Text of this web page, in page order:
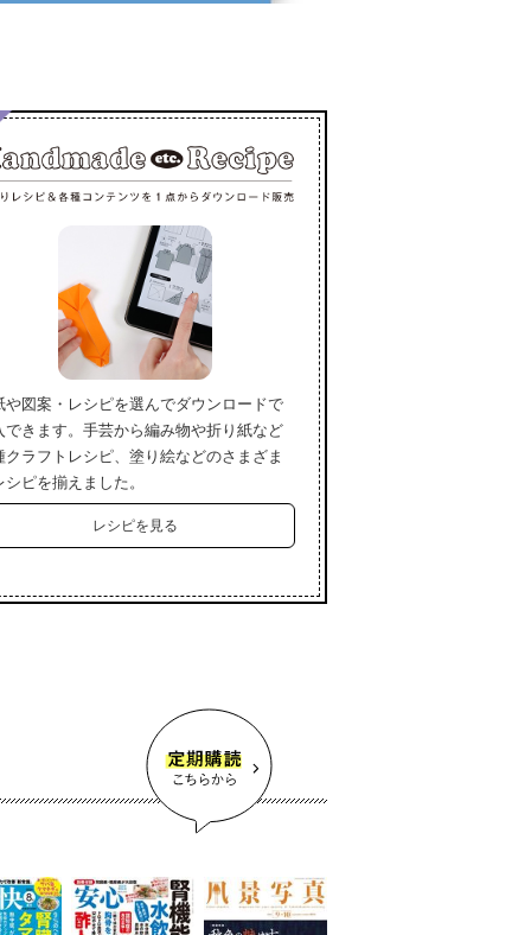
や図案・レシピを選んでダウンロードで
できます。手芸から編み物や折り紙など
クラフトレシピ、塗り絵などのさまざま
シピを揃えました。
レシピを見る